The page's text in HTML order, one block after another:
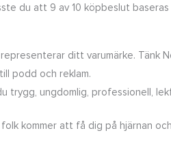
du att 9 av 10 köpbeslut
ditt varumärke. Tänk
podd och reklam.
trygg, ungdomlig, professionell,
kommer att få dig på hjärnan